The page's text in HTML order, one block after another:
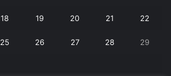
18 19 20 21 22
25 26 27 28 29